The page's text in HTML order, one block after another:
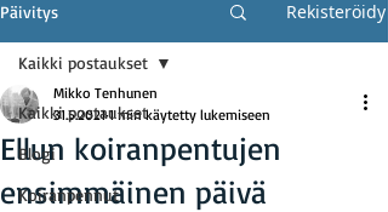
Päivitys Rekisteröidy
Kaikki postaukset
Blogi
Koiranpennut
Kaikki postaukset
Ellun koiranpentujen
ensimmäinen päivä
Mikko Tenhunen
31.5.2021 1 min käytetty lukemiseen